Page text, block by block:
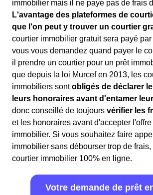
immobilier mais il ne paye pas de frais
L'avantage des plateformes de
que l'on peut y trouver un courtier
courtier immobilier gratuit sera payé
vous vous demandez quand payer le
il prendre un courtier pour un prêt
que depuis la loi Murcef en 2013, les
immobiliers sontobligés de déclarer
leurs honoraires avant d'entamer
donc conseillé de toujours vérifier les
et les honoraires avant d'accepter
immobilier. Si vous souhaitez faire
immobilier sans débourser trop de frais,
courtier immobilier 100% en ligne.
Votre demande de prêt